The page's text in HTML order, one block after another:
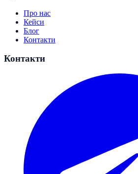
Про нас
Кейси
Блог
Контакти
Контакти